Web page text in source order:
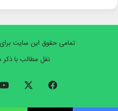
تمامی حقوق این سایت برای
نقل مطالب با
فیسبوک ایکس